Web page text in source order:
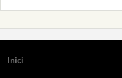
Inici